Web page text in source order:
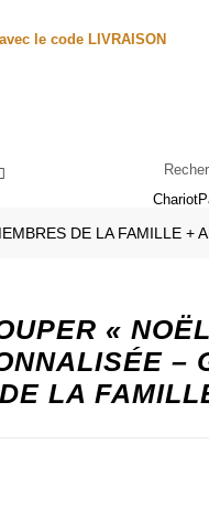
le code LIVRAISON
Chariot
DE LA FAMILLE +
«
–
LA